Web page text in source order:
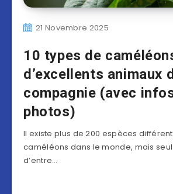
21 Novembre 2025
10 types de
d’excellents animaux
compagnie (avec
photos)
Il existe plus de 200 espèces
caméléons dans le monde, mais
d’entre…